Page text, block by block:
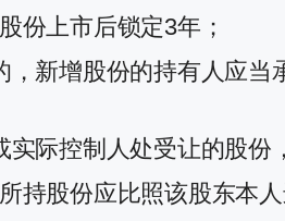
份上市后锁定3年；
，新增股份的持有人应
际控制人处受让的股份
持股份应比照该股东本